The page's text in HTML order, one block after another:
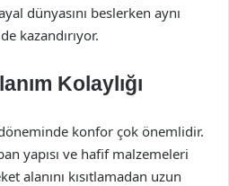
dünyasını beslerken aynı
kazandırıyor.
Kolaylığı
konfor çok önemlidir.
yapısı ve hafif malzemeleri
alanını kısıtlamadan uzun